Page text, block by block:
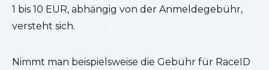
1 bis 10 EUR, abhängig von der Anmeldegebühr,
versteht sich.
Nimmt man beispielsweise die Gebühr für RaceID